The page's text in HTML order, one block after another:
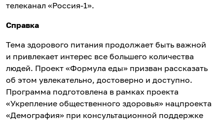
телеканал «Россия-1».
Справка
Тема здорового питания продолжает быть важной
и привлекает интерес все большего количества
людей. Проект «Формула еды» призван рассказать
об этом увлекательно, достоверно и доступно.
Программа подготовлена в рамках проекта
«Укрепление общественного здоровья» нацпроекта
«Демография» при консультационной поддержке